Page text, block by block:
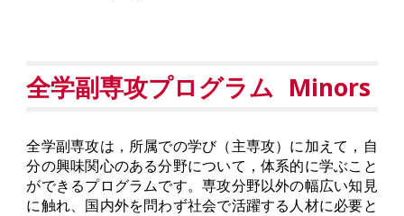
全学副専攻プログラム Minors
全学副専攻は，所属での学び（主専攻）に加えて，自
分の興味関心のある分野について，体系的に学ぶこと
ができるプログラムです。専攻分野以外の幅広い知見
に触れ、国内外を問わず社会で活躍する人材に必要と